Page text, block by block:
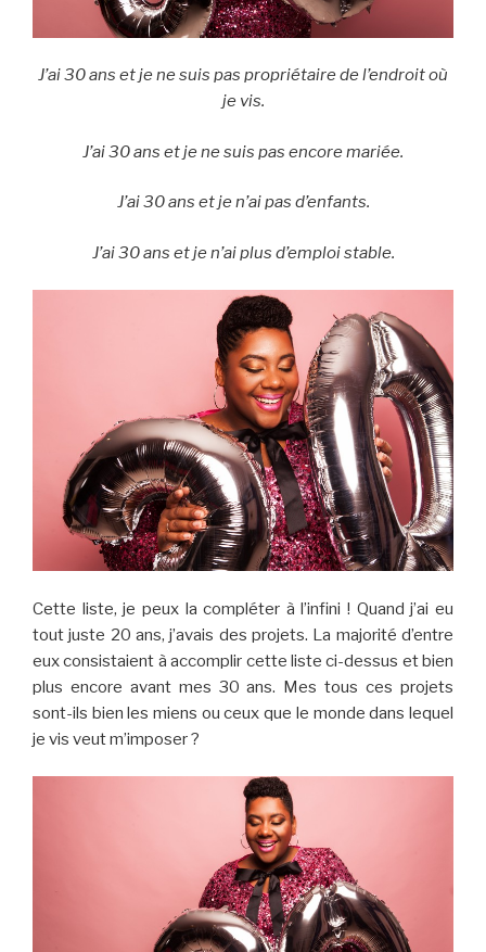
J’ai 30 ans et je ne suis pas propriétaire de l’endroit où
je vis.
J’ai 30 ans et je ne suis pas encore mariée.
J’ai 30 ans et je n’ai pas d’enfants.
J’ai 30 ans et je n’ai plus d’emploi stable.
Cette liste, je peux la compléter à l’infini ! Quand j’ai eu
tout juste 20 ans, j’avais des projets. La majorité d’entre
eux consistaient à accomplir cette liste ci-dessus et bien
plus encore avant mes 30 ans. Mes tous ces projets
sont-ils bien les miens ou ceux que le monde dans lequel
je vis veut m’imposer ?